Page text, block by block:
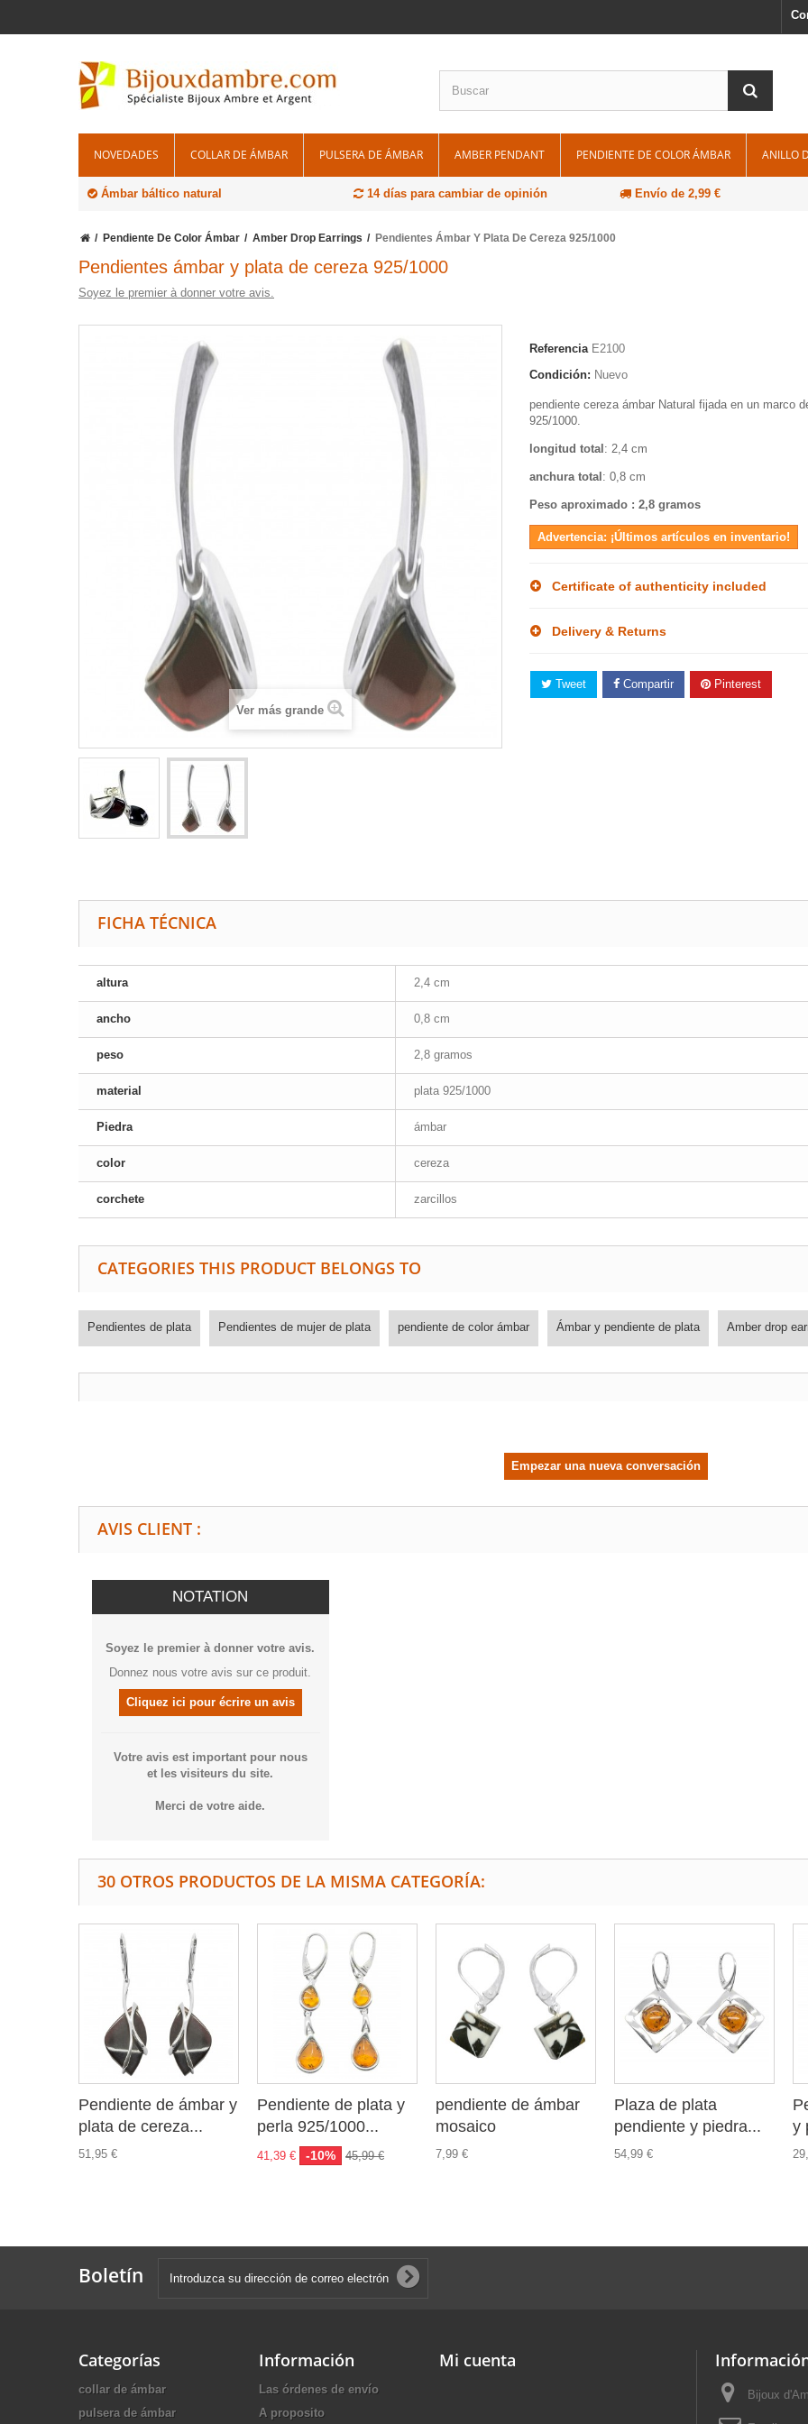
NOVEDADES COLLAR DE ÁMBAR PULSERA DE ÁMBAR AMBER PENDANT PENDIENTE DE COLOR ÁMBAR ANILLO
Ámbar báltico natural 14 días para cambiar de opinión Envío de 2,99 €
Pendiente De Color Ámbar Amber Drop Earrings Pendientes Ámbar Y Plata De Cereza 925/1000
Pendientes ámbar y plata de cereza 925/1000
Soyez le premier à donner votre avis.
Ver más grande
Referencia E2100
Condición: Nuevo
pendiente cereza ámbar Natural fijada en un marco
925/1000.
longitud total : 2,4 cm
anchura total : 0,8 cm
Peso aproximado : 2,8 gramos
Advertencia: ¡Últimos artículos en inventario!
Certificate of authenticity included
Delivery & Returns
Tweet Compartir Pinterest
FICHA TÉCNICA
altura 2,4 cm
ancho 0,8 cm
peso 2,8 gramos
material plata 925/1000
Piedra ámbar
color cereza
corchete zarcillos
CATEGORIES THIS PRODUCT BELONGS TO
Pendientes de plata Pendientes de mujer de plata pendiente de color ámbar Ámbar y pendiente de plata Amber drop
Empezar una nueva conversación
AVIS CLIENT :
NOTATION
Soyez le premier à donner votre avis.
Donnez nous votre avis sur ce produit.
Cliquez ici pour écrire un avis
Votre avis est important pour nous
et les visiteurs du site.
Merci de votre aide.
30 OTROS PRODUCTOS DE LA MISMA CATEGORÍA:
Pendiente de ámbar y
plata de cereza...
51,95 €
Pendiente de plata y
perla 925/1000...
41,39 € -10% 45,99 €
pendiente de ámbar
mosaico
7,99 €
Plaza de plata
pendiente y piedra...
54,99 €
y
Boletín
Categorías
collar de ámbar
pulsera de ámbar
Información
Las órdenes de envío
A proposito
Mi cuenta
Bijoux